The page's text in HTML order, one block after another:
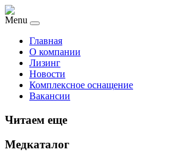
Menu
Главная
О компании
Лизинг
Новости
Комплексное оснащение
Вакансии
Читаем еще
Медкаталог